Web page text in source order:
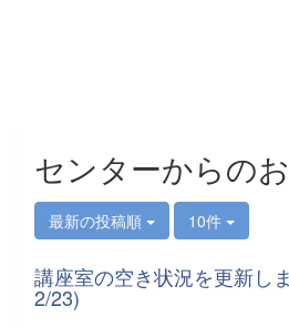
センターからの
最新の投稿順 10件
講座室の空き状況を更新し
2/23)